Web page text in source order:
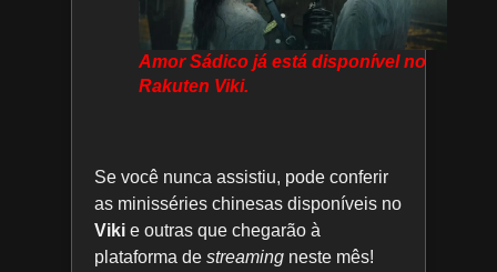
Amor Sádico já está disponível no
Rakuten Viki.
Se você nunca assistiu, pode conferir
as minisséries chinesas disponíveis no
Viki e outras que chegarão à
plataforma de streaming neste mês!